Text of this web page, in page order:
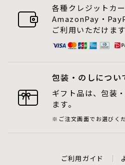
各種クレジットカ
AmazonPay・
ご利用いただけます
包装・のしについ
ギフト品は、包装
ます。
ご注文画面でお選びく
ご利用ガイド